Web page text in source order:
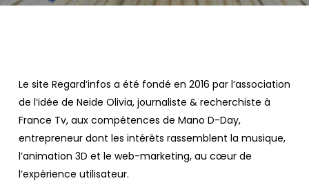
Le site Regard’infos a été fondé en 2016 par l’association
de l’idée de Neide Olivia, journaliste & recherchiste à
France Tv, aux compétences de Mano D-Day,
entrepreneur dont les intérêts rassemblent la musique,
l’animation 3D et le web-marketing, au cœur de
l’expérience utilisateur.